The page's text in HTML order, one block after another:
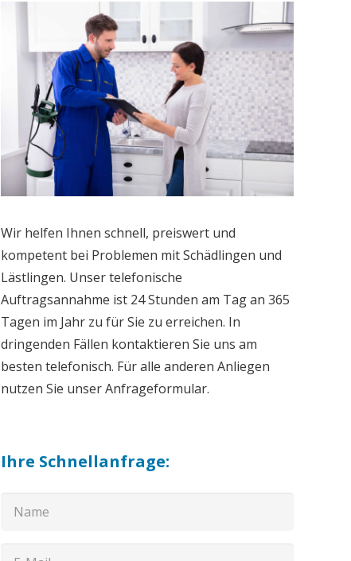
Wir helfen Ihnen schnell, preiswert und
kompetent bei Problemen mit Schädlingen und
Lästlingen. Unser telefonische
Auftragsannahme ist 24 Stunden am Tag an 365
Tagen im Jahr zu für Sie zu erreichen. In
dringenden Fällen kontaktieren Sie uns am
besten telefonisch. Für alle anderen Anliegen
nutzen Sie unser Anfrageformular.
Ihre Schnellanfrage: